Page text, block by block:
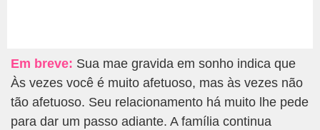
Em breve: Sua mae gravida em sonho indica que
Às vezes você é muito afetuoso, mas às vezes não
tão afetuoso. Seu relacionamento há muito lhe pede
para dar um passo adiante. A família continua